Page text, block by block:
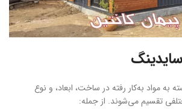
مواد به‌کار رفته در ساخت، ابعاد، و نوع
تقسیم می‌شوند. از جمله: